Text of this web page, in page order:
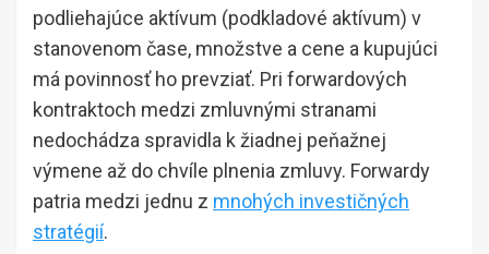
podliehajúce aktívum (podkladové aktívum) v
stanovenom čase, množstve a cene a kupujúci
má povinnosť ho prevziať. Pri forwardových
kontraktoch medzi zmluvnými stranami
nedochádza spravidla k žiadnej peňažnej
výmene až do chvíle plnenia zmluvy. Forwardy
patria medzi jednu z mnohých investičných
stratégií.